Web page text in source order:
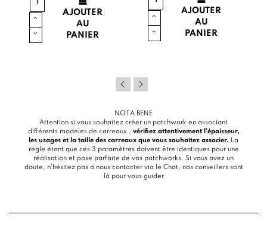
AJOUTER
AU
PANIER
AJOUTER
AU
PANIER
NOTA BENE
Attention si vous souhaitez créer un patchwork en associant
différents modèles de carreaux , vérifiez attentivement l’épaisseur,
les usages et la taille des carreaux que vous souhaitez associer. La
règle étant que ces 3 paramètres doivent être identiques pour une
réalisation et pose parfaite de vos patchworks. Si vous avez un
doute, n’hésitez pas à nous contacter via le Chat, nos conseillers sont
là pour vous guider